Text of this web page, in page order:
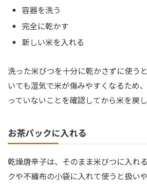
容器を洗う
完全に乾かす
新しい米を入れる
洗った米びつを十分に乾かさずに使う
いても湿気で米が傷みやすくなるため
っていないことを確認してから米を戻し
お茶パックに入れる
乾燥唐辛子は、そのまま米びつに入れ
クや不織布の小袋に入れて使うと扱い